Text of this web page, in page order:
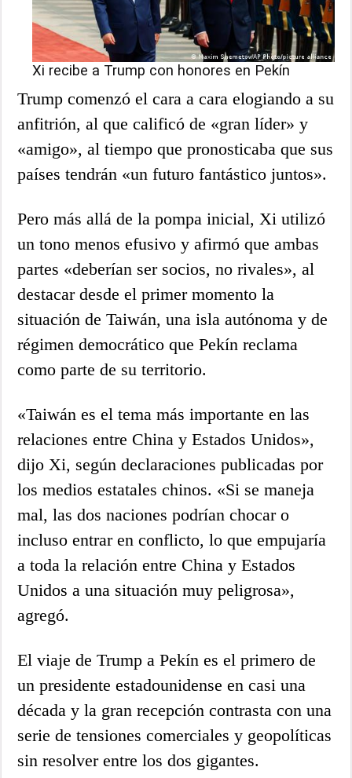
Xi recibe a Trump con honores en Pekín
Trump comenzó el cara a cara elogiando a su
anfitrión, al que calificó de «gran líder» y
«amigo», al tiempo que pronosticaba que sus
países tendrán «un futuro fantástico juntos».
Pero más allá de la pompa inicial, Xi utilizó
un tono menos efusivo y afirmó que ambas
partes «deberían ser socios, no rivales», al
destacar desde el primer momento la
situación de Taiwán, una isla autónoma y de
régimen democrático que Pekín reclama
como parte de su territorio.
«Taiwán es el tema más importante en las
relaciones entre China y Estados Unidos»,
dijo Xi, según declaraciones publicadas por
los medios estatales chinos. «Si se maneja
mal, las dos naciones podrían chocar o
incluso entrar en conflicto, lo que empujaría
a toda la relación entre China y Estados
Unidos a una situación muy peligrosa»,
agregó.
El viaje de Trump a Pekín es el primero de
un presidente estadounidense en casi una
década y la gran recepción contrasta con una
serie de tensiones comerciales y geopolíticas
sin resolver entre los dos gigantes.